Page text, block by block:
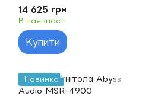
14 625 грн
В наявності
Купити
Новинка